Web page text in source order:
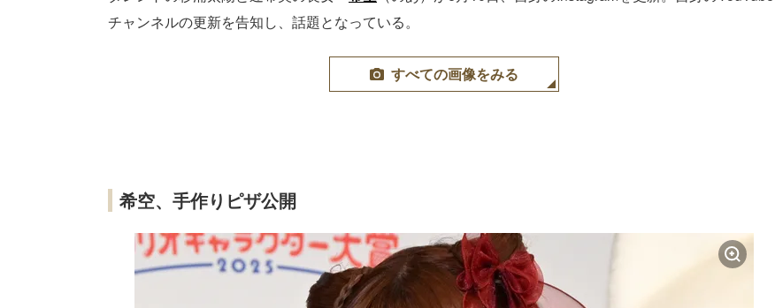
チャンネルの更新を告知し、話題となっている。
すべての画像をみる
希空、手作りピザ公開